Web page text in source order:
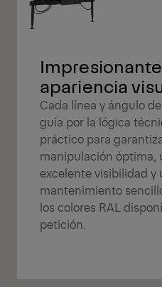
Impresionante
apariencia
Cada línea y ángulo
guía por la lógica
práctico para
manipulación óptima,
excelente visibilidad y
mantenimiento
los colores RAL
petición.